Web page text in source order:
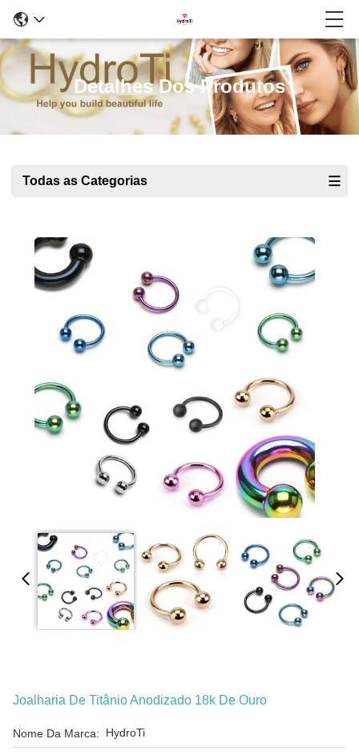
Detalhes Dos Produtos
Todas as Categorias
Joalharia De Titânio Anodizado 18k De Ouro
Nome Da Marca: HydroTi